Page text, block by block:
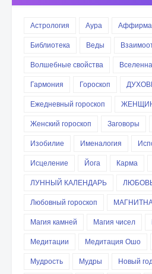
Астрология Аура
Библиотека
Веды
Волшебные свойства
Гармония
Гороскоп
Ежедневный гороскоп
Женский гороскоп
Заговоры
Изобилие
Именалогия
Исцеление
Йога Карма
ЛУННЫЙ КАЛЕНДАРЬ
Любовный гороскоп
Магия камней
Магия чисел
Медитации
Медитация Ошо
Мудрость
Мудры Новый